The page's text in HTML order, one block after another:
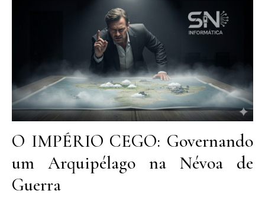
O IMPÉRIO CEGO: Governando
um Arquipélago na Névoa de
Guerra